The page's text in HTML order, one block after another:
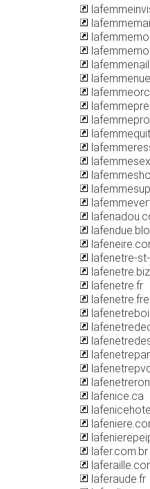
lafenetre-
lafenetre.biz
lafenetre.fr
lafenice.ca
lafer.com.br
laferaude.fr